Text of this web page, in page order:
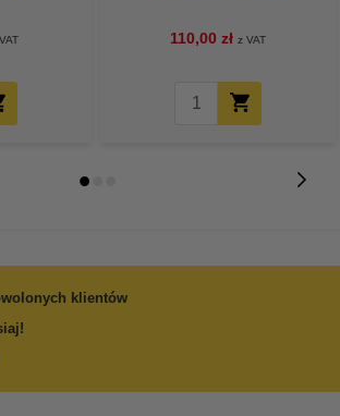
110,00 zł z VAT
klientów